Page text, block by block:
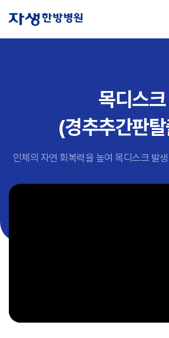
#초음파약침 #척추압박골
#교통사고후유증 #허리
목디스크
(경추추간판
인체의 자연 회복력을 높여 목디스크 발